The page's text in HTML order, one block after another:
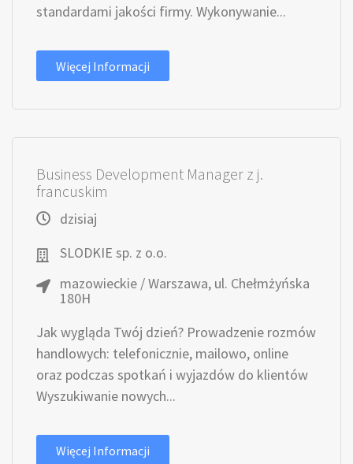
standardami jakości firmy. Wykonywanie...
Więcej Informacji
Business Development Manager z j.
francuskim
dzisiaj
SLODKIE sp. z o.o.
mazowieckie / Warszawa, ul. Chełmżyńska
180H
Jak wygląda Twój dzień? Prowadzenie rozmów
handlowych: telefonicznie, mailowo, online
oraz podczas spotkań i wyjazdów do klientów
Wyszukiwanie nowych...
Więcej Informacji